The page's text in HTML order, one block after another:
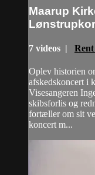
Maarup
7 videos | Rent
Oplev historien
afskedskoncert i
Visesangeren
skibsforlis og
fortæller om sit
koncert m...